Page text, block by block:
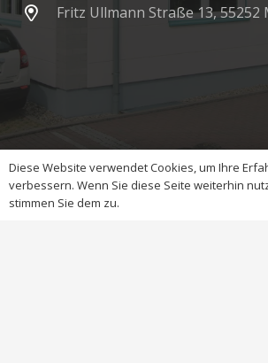
Fritz Ullmann Straße 13, 55252
© 2025 – 2026 Brömer &
Diese Website verwendet Cookies, um Ihre
verbessern. Wenn Sie diese Seite weiterhin
stimmen Sie dem zu.